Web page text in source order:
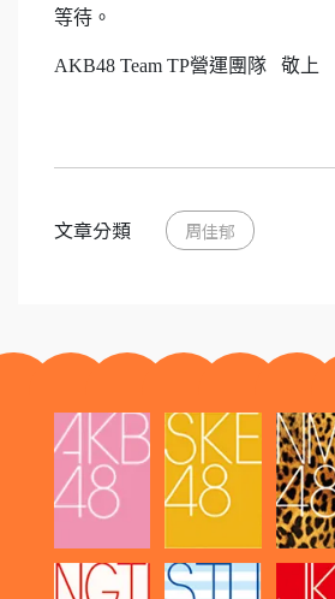
等待。
AKB48 Team TP營運團隊 敬上
文章分類 周佳郁